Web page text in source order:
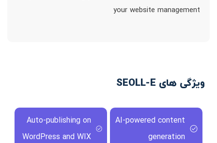
your website management
ویژگی های SEOLL-E
AI-powered content
generation
Auto-publishing on
WordPress and WIX